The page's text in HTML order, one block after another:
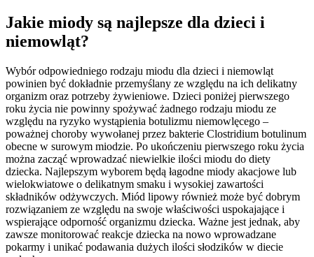
Jakie miody są najlepsze dla dzieci i
niemowląt?
Wybór odpowiedniego rodzaju miodu dla dzieci i niemowląt
powinien być dokładnie przemyślany ze względu na ich delikatny
organizm oraz potrzeby żywieniowe. Dzieci poniżej pierwszego
roku życia nie powinny spożywać żadnego rodzaju miodu ze
względu na ryzyko wystąpienia botulizmu niemowlęcego –
poważnej choroby wywołanej przez bakterie Clostridium botulinum
obecne w surowym miodzie. Po ukończeniu pierwszego roku życia
można zacząć wprowadzać niewielkie ilości miodu do diety
dziecka. Najlepszym wyborem będą łagodne miody akacjowe lub
wielokwiatowe o delikatnym smaku i wysokiej zawartości
składników odżywczych. Miód lipowy również może być dobrym
rozwiązaniem ze względu na swoje właściwości uspokajające i
wspierające odporność organizmu dziecka. Ważne jest jednak, aby
zawsze monitorować reakcje dziecka na nowo wprowadzane
pokarmy i unikać podawania dużych ilości słodzików w diecie